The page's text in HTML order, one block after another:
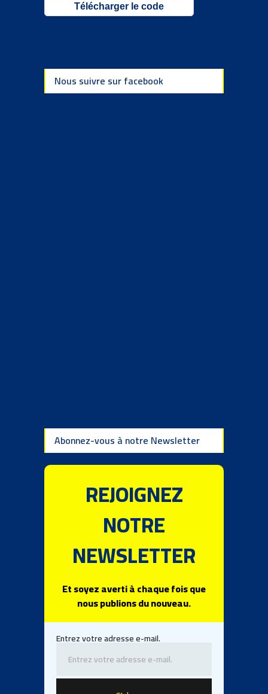
Télécharger le code
Nous suivre sur facebook
Abonnez-vous à notre Newsletter
REJOIGNEZ
NOTRE
NEWSLETTER
Et soyez averti à chaque fois que
nous publions du nouveau.
Entrez votre adresse e-mail.